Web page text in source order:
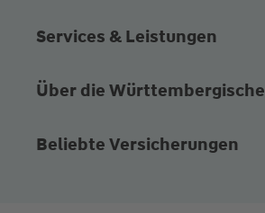
Services & Leistungen
Über die Württembergische
Beliebte Versicherungen